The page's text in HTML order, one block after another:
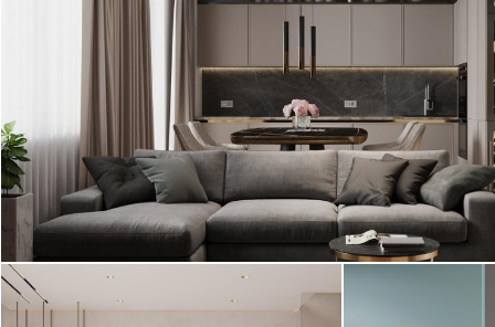
Интерьер квартиры выполнен в современном
стиле с элементами ар-деко.
Проект 2023 года!
Современный стиль с элементами ар-деко